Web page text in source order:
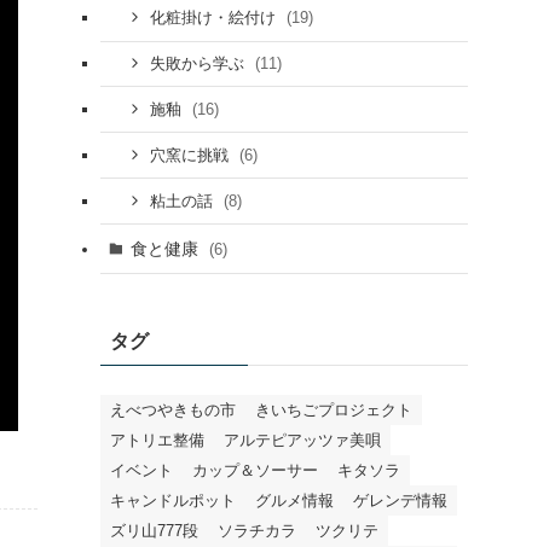
化粧掛け・絵付け (19)
失敗から学ぶ (11)
施釉 (16)
穴窯に挑戦 (6)
粘土の話 (8)
食と健康 (6)
タグ
えべつやきもの市
きいちごプロジェクト
アトリエ整備
アルテピアッツァ美唄
イベント
カップ＆ソーサー
キタソラ
キャンドルポット
グルメ情報
ゲレンデ情報
ズリ山777段
ソラチカラ ツクリテ